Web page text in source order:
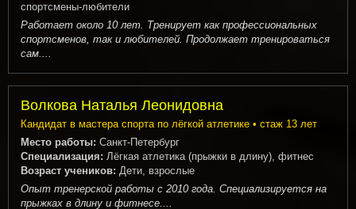
спортсмены-любители
Работает около 10 лет. Тренирует как профессиональных
спортсменов, так и любителей. Продолжает тренироваться
сам....
Волкова Наталья Леонидовна
Кандидат в мастера спорта по лёгкой атлетике • стаж 13 лет
Место работы: Санкт-Петербург
Специализация: Лёгкая атлетика (прыжки в длину), фитнес
Возраст учеников: Дети, взрослые
Опыт тренерской работы с 2010 года. Специализируется на
прыжках в длину и фитнесе....